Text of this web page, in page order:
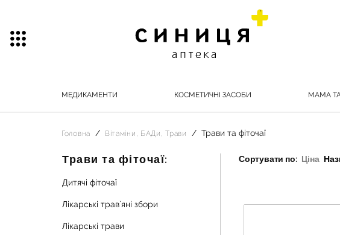
МЕДИКАМЕНТИ КОСМЕТИЧНІ ЗАСОБИ МАМА
Головна Вітаміни, БАДи, Трави Трави та фіточаї
Трави та фіточаї:
Дитячі фіточаї
Лікарські трав`яні збори
Лікарські трави
Сортувати по: Ціна